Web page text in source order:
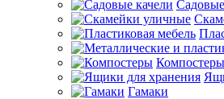
Компостеры
Гамаки